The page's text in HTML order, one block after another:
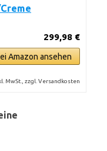
299,98 €
Amazon ansehen
MwSt., zzgl. Versandkosten